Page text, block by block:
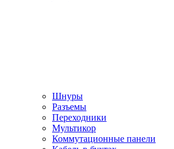
Шнуры
Разъемы
Переходники
Мультикор
Коммутационные панели